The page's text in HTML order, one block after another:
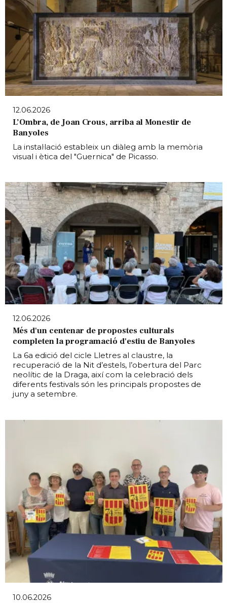
12.06.2026
L’Ombra, de Joan Crous, arriba al Monestir de
Banyoles
La instal·lació estableix un diàleg amb la memòria
visual i ètica del "Guernica" de Picasso.
12.06.2026
Més d'un centenar de propostes culturals
completen la programació d'estiu de Banyoles
La 6a edició del cicle Lletres al claustre, la
recuperació de la Nit d’estels, l’obertura del Parc
neolític de la Draga, així com la celebració dels
diferents festivals són les principals propostes de
juny a setembre.
10.06.2026